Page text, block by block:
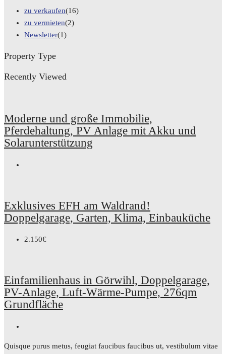
zu verkaufen(16)
zu vermieten(2)
Newsletter(1)
Property Type
Recently Viewed
Moderne und große Immobilie,
Pferdehaltung, PV Anlage mit Akku und
Solarunterstützung
Exklusives EFH am Waldrand!
Doppelgarage, Garten, Klima, Einbauküche
2.150€
Einfamilienhaus in Görwihl, Doppelgarage,
PV-Anlage, Luft-Wärme-Pumpe, 276qm
Grundfläche
Quisque purus metus, feugiat faucibus faucibus ut, vestibulum vitae